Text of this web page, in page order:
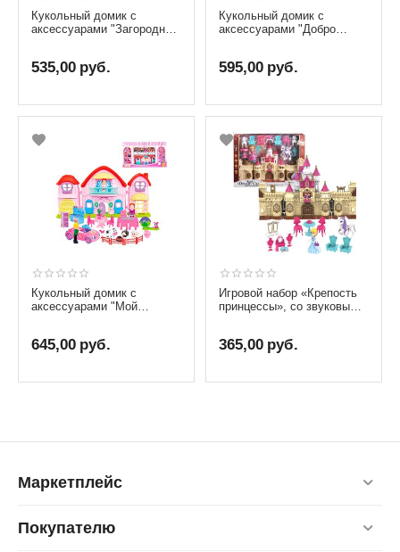
Кукольный домик с
аксессуарами "Загородный
535,00 руб.
Кукольный домик с
аксессуарами "Добро
595,00 руб.
Кукольный домик с
аксессуарами "Мой
эффектами
645,00 руб.
Игровой набор «Крепость
принцессы», со звуковыми
365,00 руб.
Маркетплейс
Покупателю